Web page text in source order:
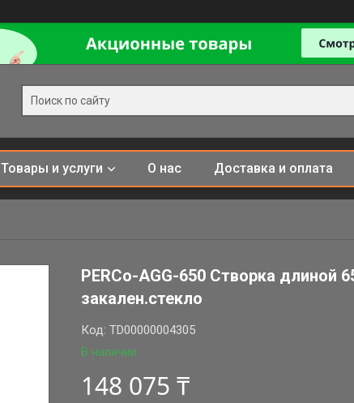
Товары и услуги О нас Доставка и оплата
PERCo-AGG-650 Створка длиной
закален.стекло
В наличии
Код:TD00000004305
148 075 ₸